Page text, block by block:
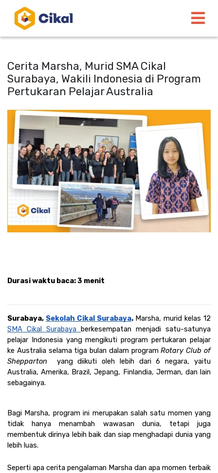
Cerita Marsha, Murid SMA Cikal
Surabaya, Wakili Indonesia di Program
Pertukaran Pelajar Australia
Durasi waktu baca: 3 menit
Surabaya, Sekolah Cikal Surabaya.
SMA Cikal Surabaya berkesempatan menjadi satu-satunya
pelajar Indonesia yang mengikuti program pertukaran pelajar
ke Australia selama tiga bulan dalam program Rotary Club of
Shepparton yang diikuti oleh lebih dari 6 negara, yaitu
Australia, Amerika, Brazil, Jepang, Finlandia, Jerman, dan lain
sebagainya.
Bagi Marsha, program ini merupakan salah satu momen yang
tidak hanya menambah wawasan dunia, tetapi juga
membentuk dirinya lebih baik dan siap menghadapi dunia yang
lebih luas.
Seperti apa cerita pengalaman Marsha dan apa momen terbaik